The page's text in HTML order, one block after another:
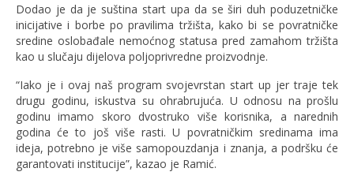
Dodao je da je suština start upa da se širi duh poduzetničke
inicijative i borbe po pravilima tržišta, kako bi se povratničke
sredine oslobađale nemoćnog statusa pred zamahom tržišta
kao u slučaju dijelova poljoprivredne proizvodnje.
“Iako je i ovaj naš program svojevrstan start up jer traje tek
drugu godinu, iskustva su ohrabrujuća. U odnosu na prošlu
godinu imamo skoro dvostruko više korisnika, a narednih
godina će to još više rasti. U povratničkim sredinama ima
ideja, potrebno je više samopouzdanja i znanja, a podršku će
garantovati institucije”, kazao je Ramić.